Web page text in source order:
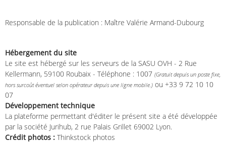
Responsable de la publication : Maître Valérie Armand-Dubourg
Hébergement du site
Le site est hébergé sur les serveurs de la SASU OVH - 2 Rue
Kellermann, 59100 Roubaix - Téléphone : 1007 (Gratuit depuis un poste fixe,
hors surcoût éventuel selon opérateur depuis une ligne mobile.) ou +33 9 72 10 10
07
Développement technique
La plateforme permettant d'éditer le présent site a été développée
par la société Jurihub, 2 rue Palais Grillet 69002 Lyon.
Crédit photos : Thinkstock photos